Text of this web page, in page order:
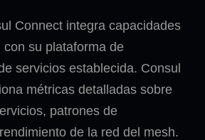
Connect integra capacidades
su plataforma de
servicios establecida. Consul
métricas detalladas sobre
patrones de
de la red del mesh.